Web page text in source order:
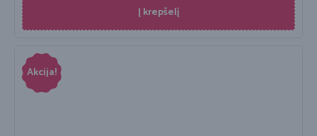
Į krepšelį
Akcija!